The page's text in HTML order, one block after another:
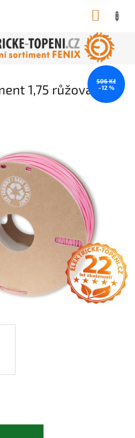
1,75 růžová
506 Kč
–12 %